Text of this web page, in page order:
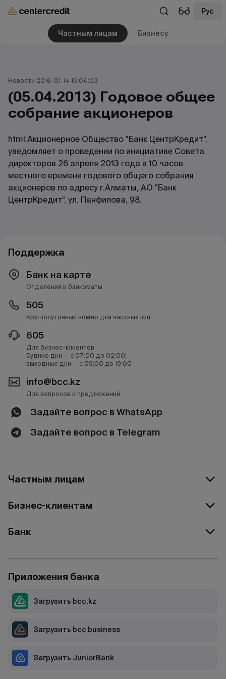
Рус
Частным лицам Бизнесу
Новости 2016-01-14 16:04:03
(05.04.2013) Годовое общее
собрание акционеров
html:Акционерное Общество "Банк ЦентрКредит",
уведомляет о проведении по инициативе Совета
директоров 26 апреля 2013 года в 10 часов
местного времени годового общего собрания
акционеров по адресу г.Алматы, АО "Банк
ЦентрКредит", ул. Панфилова, 98.
Поддержка
Банк на карте
Отделения и банкоматы
505
Круглосуточный номер для частных лиц
605
Для бизнес-клиентов.
Будние дни — с 07:00 до 02:00;
выходные дни — с 09:00 до 19:00
info@bcc.kz
Для вопросов и предложений
Задайте вопрос в WhatsApp
Задайте вопрос в Telegram
Частным лицам
Бизнес-клиентам
Банк
Приложения банка
Загрузить bcc.kz
Загрузить bcc business
Загрузить JuniorBank